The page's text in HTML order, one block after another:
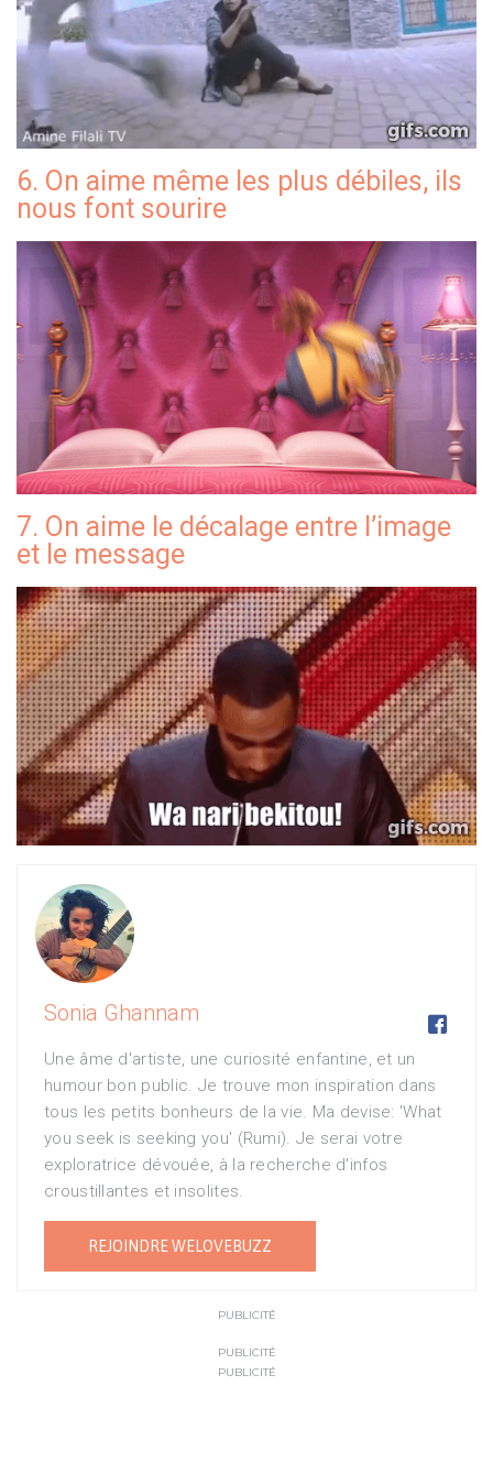
6. On aime même les plus débiles, ils
nous font sourire
7. On aime le décalage entre l’image
et le message
Sonia Ghannam 
Une âme d'artiste, une curiosité enfantine, et un
humour bon public. Je trouve mon inspiration dans
tous les petits bonheurs de la vie. Ma devise: 'What
you seek is seeking you' (Rumi). Je serai votre
exploratrice dévouée, à la recherche d'infos
croustillantes et insolites.
REJOINDRE WELOVEBUZZ
PUBLICITÉ
PUBLICITÉ
PUBLICITÉ